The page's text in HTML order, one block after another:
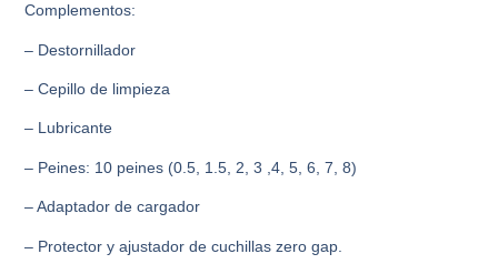
Complementos:
– Destornillador
– Cepillo de limpieza
– Lubricante
– Peines: 10 peines (0.5, 1.5, 2, 3 ,4, 5, 6, 7, 8)
– Adaptador de cargador
– Protector y ajustador de cuchillas zero gap.